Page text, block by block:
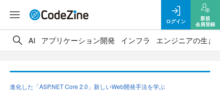
ログイン
新規
会員登録
AI アプリケーション開発 インフラ エンジニアの生き
進化した「ASP.NET Core 2.0」新しいWeb開発手法を学ぶ